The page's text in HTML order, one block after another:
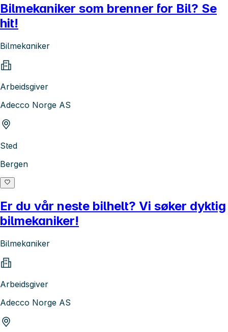
Bilmekaniker som brenner for Bil? Se
hit!
Bilmekaniker
Arbeidsgiver
Adecco Norge AS
Sted
Bergen
Er du vår neste bilhelt? Vi søker dyktig
bilmekaniker!
Bilmekaniker
Arbeidsgiver
Adecco Norge AS